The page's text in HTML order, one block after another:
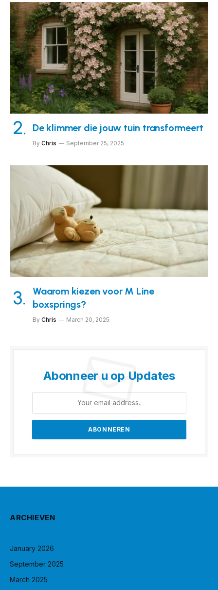
De klimmer die jouw tuin transformeert
By Chris September 25, 2025
Waarom kiezen voor M Line
boxsprings?
By Chris March 20, 2025
Abonneer u op Updates
ARCHIEVEN
January 2026
September 2025
March 2025